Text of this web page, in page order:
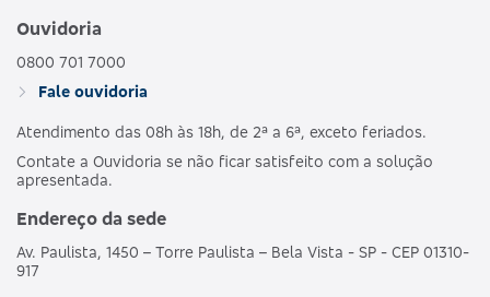
Ouvidoria
0800 701 7000
Fale ouvidoria
Atendimento das 08h às 18h, de 2ª a 6ª, exceto feriados.
Contate a Ouvidoria se não ficar satisfeito com a solução
apresentada.
Endereço da sede
Av. Paulista, 1450 – Torre Paulista – Bela Vista - SP - CEP 01310-
917